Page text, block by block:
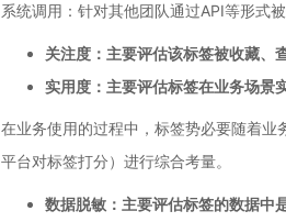
系统调用：针对其他团队通过API等形式被
关注度：主要评估该标签被收藏、
实用度：主要评估标签在业务场景
在业务使用的过程中，标签势必要随着
平台对标签打分）进行综合考量。
数据脱敏：主要评估标签的数据中